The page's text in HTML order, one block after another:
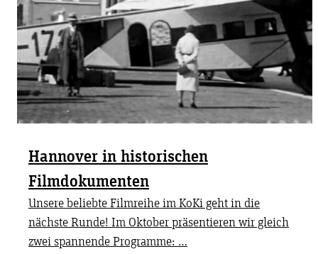
Hannover in historischen
Filmdokumenten
Unsere beliebte Filmreihe im KoKi geht in die
nächste Runde! Im Oktober präsentieren wir gleich
zwei spannende Programme: …